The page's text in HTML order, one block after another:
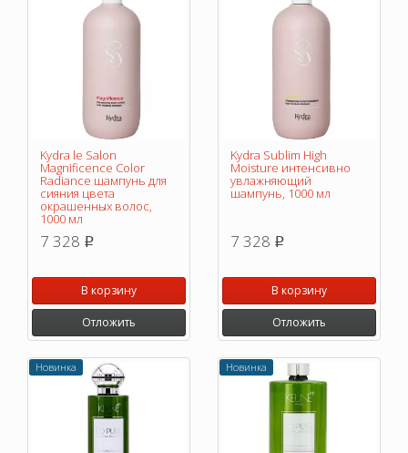
Kydra le Salon
Magnificence Color
Radiance шампунь для
сияния цвета
окрашенных волос,
1000 мл
7 328 p
В корзину
Отложить
Kydra Sublim High
Moisture интенсивно
увлажняющий
шампунь, 1000 мл
7 328 p
В корзину
Отложить
Новинка Новинка